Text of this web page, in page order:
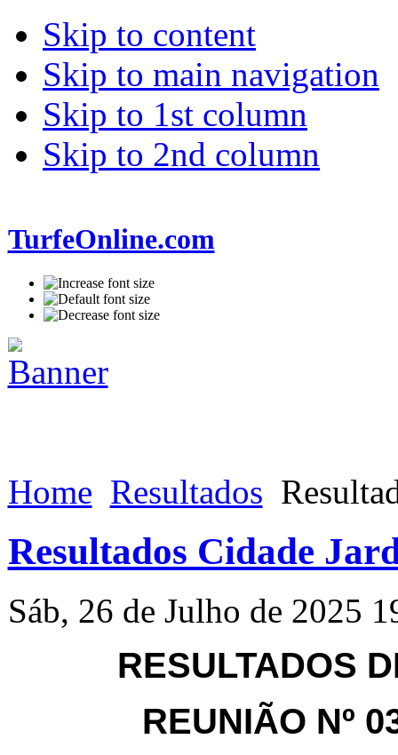
Skip to content
Skip to main navigation
Skip to 1st column
Skip to 2nd column
TurfeOnline.com
Home Resultados
Resultados Cidade
Sáb, 26 de Julho de 2025
RESULTADOS
REUNIÃO Nº